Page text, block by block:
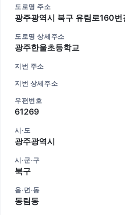
도로명 주소
광주광역시 북구 유림로160
도로명 상세주소
광주한울초등학교
지번 주소
지번 상세주소
우편번호
61269
시·도
광주광역시
시·군·구
북구
읍·면·동
동림동